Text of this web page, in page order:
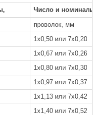
Число и
проволок, мм
1x0,50 или 7x0,20
1x0,67 или 7x0,26
1x0,80 или 7x0,30
1x0,97 или 7x0,37
1x1,13 или 7x0,42
1x1,40 или 7x0,52